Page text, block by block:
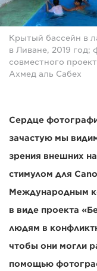
Крытый бассейн в
в Ливане, 2019 год;
совместного
Ахмед аль Сабех
Сердце
зачастую мы
зрения внешних
стимулом для
Международным
в виде проекта
людям в
чтобы они могли
помощью